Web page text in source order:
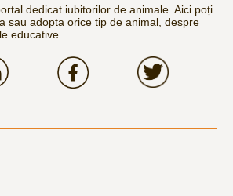
dedicat iubitorilor de animale. Aici poți
sau adopta orice tip de animal, despre
educative.